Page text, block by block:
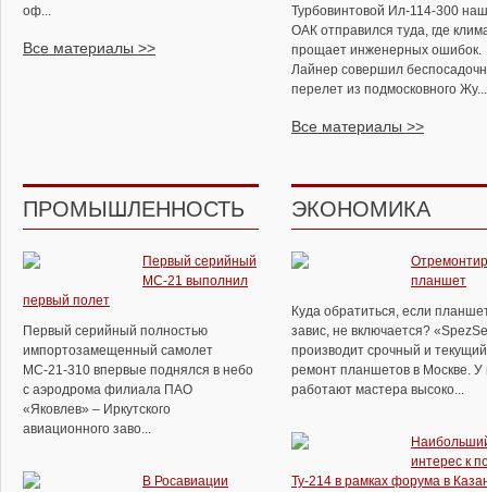
оф...
Все материалы >>
Турбовинтовой Ил-114-300
ОАК отправился туда, где
прощает инженерных ошибок.
Лайнер совершил
перелет из подмосковного Жу...
Все материалы >>
ПРОМЫШЛЕННОСТЬ
Первый серийный
МС-21 выполнил
первый полет
Первый серийный полностью
импортозамещенный самолет
МС-21-310 впервые поднялся в небо
с аэродрома филиала ПАО
«Яковлев» – Иркутского
авиационного заво...
В Росавиации
ЭКОНОМИКА
планшет
Куда обратиться, если
завис, не включается?
производит срочный и текущий
ремонт планшетов в Москве. У
работают мастера высоко...
интерес к
Ту-214 в рамках форума в